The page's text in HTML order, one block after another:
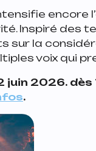
encore
Inspiré des
sur la
voix qui
juin 2026.
.